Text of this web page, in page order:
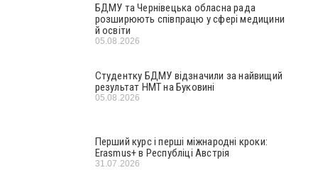
БДМУ та Чернівецька обласна рада
розширюють співпрацю у сфері медицини
й освіти
05.08.2026
Студентку БДМУ відзначили за найвищий
результат НМТ на Буковині
05.08.2026
Перший курс і перші міжнародні кроки:
Erasmus+ в Республіці Австрія
31.07.2026